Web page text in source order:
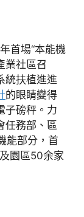
年首場“本能機
業社區召
統扶植進進
的眼睛變得
子磅秤。力
任務部、區
能部分，首
園區50余家